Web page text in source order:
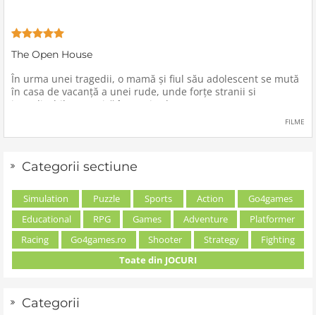
The Open House
În urma unei tragedii, o mamă şi fiul său adolescent se mută
în casa de vacanţă a unei rude, unde forţe stranii si
inexplicabile conspiră împotriva lor.
FILME
Categorii sectiune
Simulation Puzzle Sports Action
Go4games
Educational
RPG Games Adventure
Platformer
Racing
Go4games.ro Shooter Strategy
Fighting
Toate din JOCURI
Categorii